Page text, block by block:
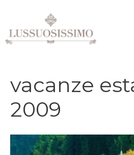
contenuto
vacanze
2009